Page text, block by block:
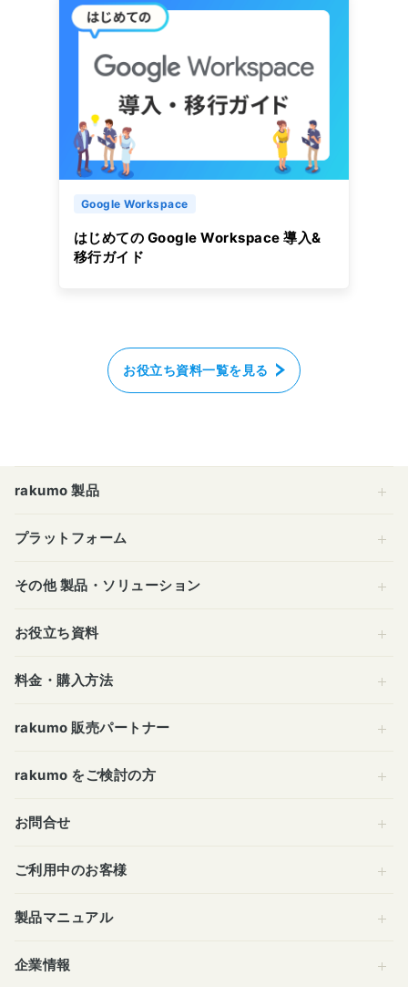
Google Workspace
はじめての Google Workspace 導入&
移行ガイド
お役立ち資料一覧を見る
rakumo 製品
プラットフォーム
その他 製品・ソリューション
お役立ち資料
料金・購入方法
rakumo 販売パートナー
rakumo をご検討の方
お問合せ
ご利用中のお客様
製品マニュアル
企業情報